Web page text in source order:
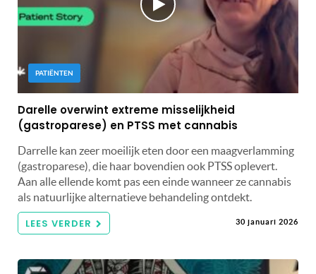
PATIËNTEN
Darelle overwint extreme misselijkheid
(gastroparese) en PTSS met cannabis
Darrelle kan zeer moeilijk eten door een maagverlamming
(gastroparese), die haar bovendien ook PTSS oplevert.
Aan alle ellende komt pas een einde wanneer ze cannabis
als natuurlijke alternatieve behandeling ontdekt.
LEES VERDER 30 januari 2026